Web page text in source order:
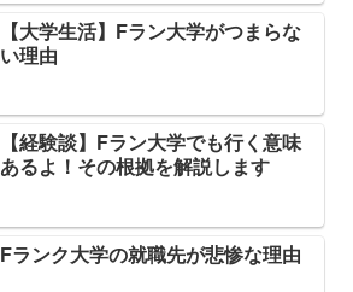
【大学生活】Fラン大学がつまらな
い理由
【経験談】Fラン大学でも行く意味
あるよ！その根拠を解説します
Fランク大学の就職先が悲惨な理由